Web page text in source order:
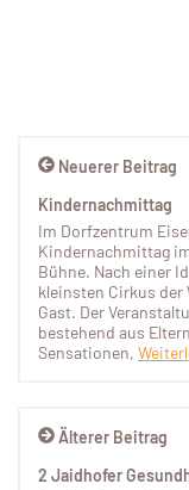
Älterer Beitrag
2 Jaidhofer
Neuerer Beitrag
Kindernachmittag
Im Dorfzentrum
Kindernachmittag
Bühne. Nach einer
kleinsten Cirkus der
Gast. Der
bestehend aus
Sensationen,